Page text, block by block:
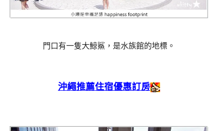
門口有一隻大鯨鯊，是水族館的地標。
沖繩推薦住宿優惠訂房